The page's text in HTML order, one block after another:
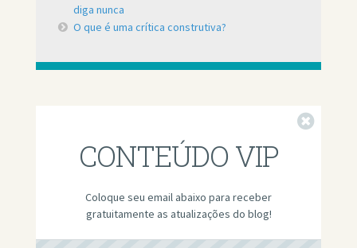
diga nunca
O que é uma crítica construtiva?
CONTEÚDO VIP
Coloque seu email abaixo para receber
gratuitamente as atualizações do blog!